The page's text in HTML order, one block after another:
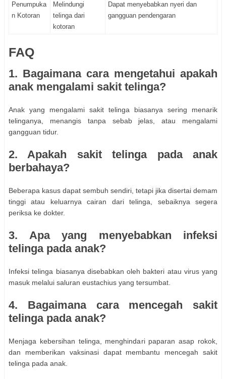
Penumpuka
n Kotoran
Melindungi
telinga dari
kotoran
Dapat menyebabkan nyeri dan
gangguan pendengaran
FAQ
1. Bagaimana cara mengetahui apakah
anak mengalami sakit telinga?
Anak yang mengalami sakit telinga biasanya sering menarik
telinganya, menangis tanpa sebab jelas, atau mengalami
gangguan tidur.
2. Apakah sakit telinga pada anak
berbahaya?
Beberapa kasus dapat sembuh sendiri, tetapi jika disertai demam
tinggi atau keluarnya cairan dari telinga, sebaiknya segera
periksa ke dokter.
3. Apa yang menyebabkan infeksi
telinga pada anak?
Infeksi telinga biasanya disebabkan oleh bakteri atau virus yang
masuk melalui saluran eustachius yang tersumbat.
4. Bagaimana cara mencegah sakit
telinga pada anak?
Menjaga kebersihan telinga, menghindari paparan asap rokok,
dan memberikan vaksinasi dapat membantu mencegah sakit
telinga pada anak.